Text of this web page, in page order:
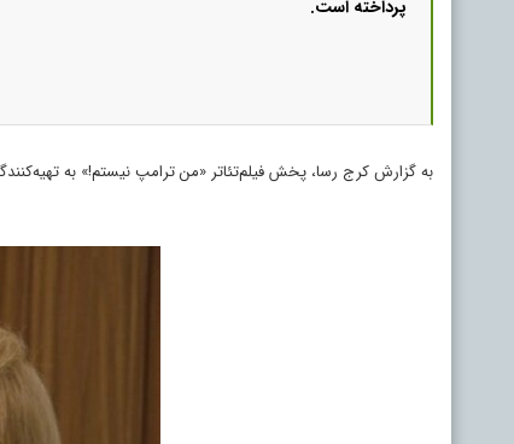
پرداخته است.
به گزارش کرج رسا، پخش فیلم‌تئاتر «من ترامپ نیستم!» به